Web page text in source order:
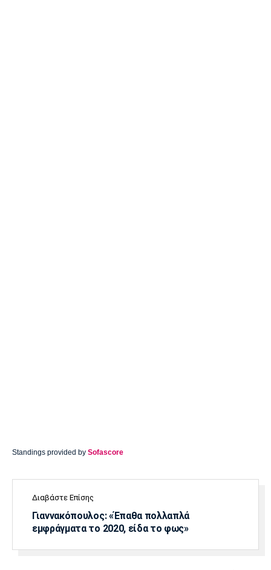
Standings provided by Sofascore
Διαβάστε Επίσης
Γιαννακόπουλος: «Έπαθα πολλαπλά
εμφράγματα το 2020, είδα το φως»